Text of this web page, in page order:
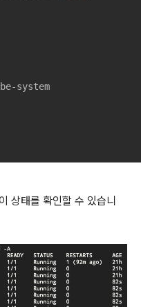
system
상태를 확인할 수 있습니